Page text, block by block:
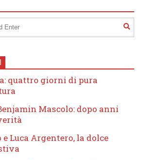
quattro giorni di pura
Mascolo: dopo anni
Luca Argentero, la dolce